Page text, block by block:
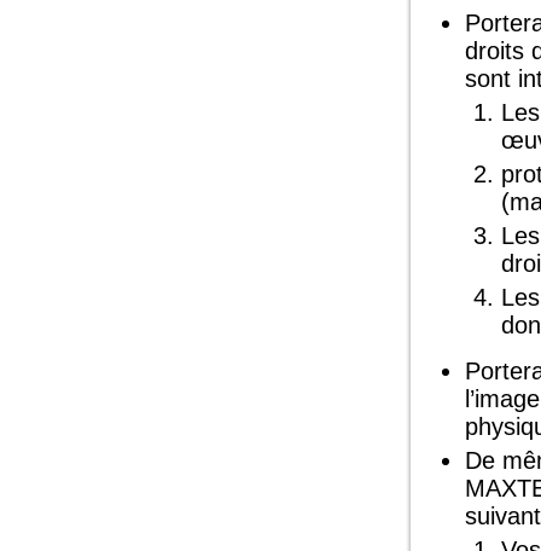
droits
sont
De